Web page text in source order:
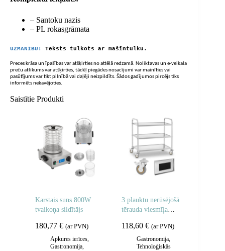
– Santoku nazis
– PL rokasgrāmata
UZMANĪBU! Teksts tulkots ar mašīntulku.
Preces krāsa un īpašības var atšķirties no attēlā redzamā. Noliktavas un e-veikala
preču atlikums var atšķirties, tādēļ piegādes nosacījumi var mainīties vai
pasūtījums var tikt pilnībā vai daļēji neizpildīts. Šādos gadījumos pircējs tiks
informēts nekavējoties.
Saistītie Produkti
Karstais suns 800W
tvaikoņa sildītājs
180,77 € (ar PVN)
Apkures ierīces,
Gastronomija,
3 plauktu nerūsējošā
tērauda viesmīļa
118,60€ (ar PVN)
Gastronomija,
Tehnoloģiskās